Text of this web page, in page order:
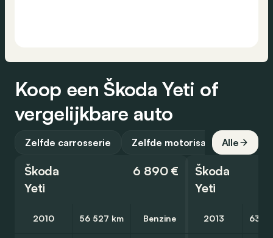
Koop een Škoda Yeti of
vergelijkbare auto
Zelfde carrosserie Zelfde motorisatie Alle
Škoda
Yeti
6 890 €
2010 56 527 km Benzine
Škoda
Yeti
2013 63